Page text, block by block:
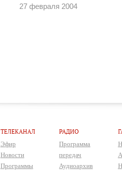
27 февраля 2004
ТЕЛЕКАНАЛ
Эфир
Новости
Программы
РАДИО
Программа
передач
Аудиоархив